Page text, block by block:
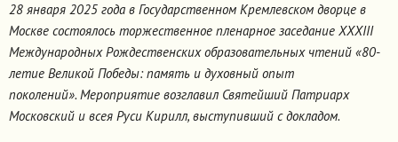
28 января 2025 года в Государственном Кремлевском дворце в
Москве состоялось торжественное пленарное заседание XXXIII
Международных Рождественских образовательных чтений «80-
летие Великой Победы: память и духовный опыт
поколений». Мероприятие возглавил Святейший Патриарх
Московский и всея Руси Кирилл, выступивший с докладом.